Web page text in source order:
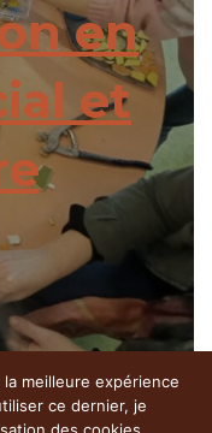
en
et
meilleure expérience
ce dernier, je